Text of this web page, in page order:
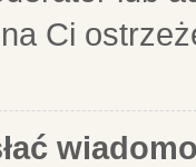
Ci